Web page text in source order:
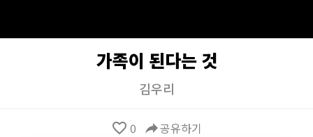
가족이 된다는 것
김우리
favorite_border 0 reply공유하기